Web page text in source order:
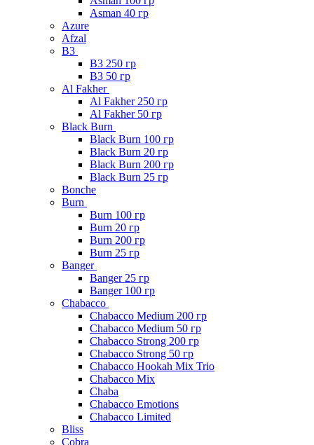
Asman 40 гр
Azure
Afzal
B3
B3 250 гр
B3 50 гр
Al Fakher
Al Fakher 250 гр
Al Fakher 50 гр
Black Burn
Black Burn 100 гр
Black Burn 20 гр
Black Burn 200 гр
Black Burn 25 гр
Bonche
Burn
Burn 100 гр
Burn 20 гр
Burn 200 гр
Burn 25 гр
Banger
Banger 25 гр
Banger 100 гр
Chabacco
Chabacco Medium 200 гр
Chabacco Medium 50 гр
Chabacco Strong 200 гр
Chabacco Strong 50 гр
Chabacco Hookah Mix Trio
Chabacco Mix
Chaba
Chabacco Emotions
Chabacco Limited
Bliss
Cobra